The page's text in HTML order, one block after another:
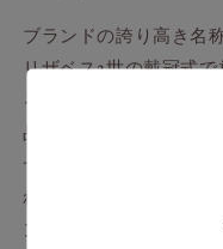
デ
ィ
デ
ィ
ブランドの誇り高き名
リザベス2世の戴冠式
る21回の皇礼砲（ロー
品位と伝統を継承した
サルート21年 シグネチ
れた希少なモルトウイ
ンドによって造られる